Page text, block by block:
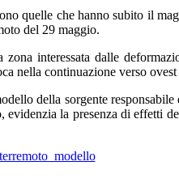
quelle che hanno subito il
del 29 maggio.
interessata dalle
nella continuazione verso
della sorgente
la presenza di